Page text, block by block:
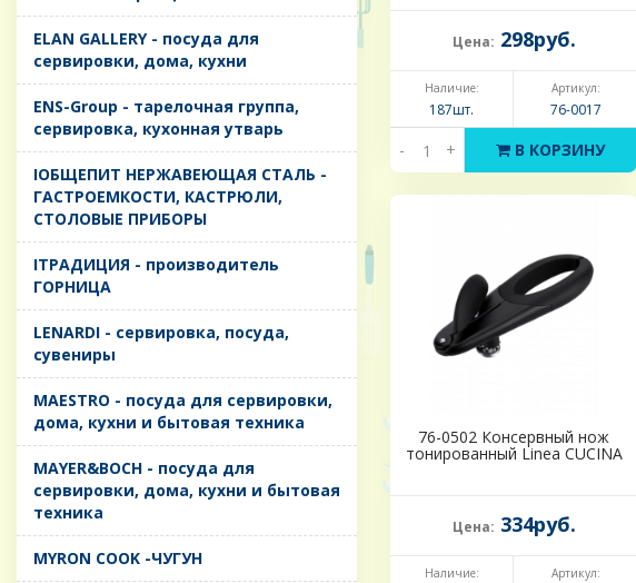
ELAN GALLERY - посуда для
сервировки, дома, кухни
ENS-Group - тарелочная группа,
сервировка, кухонная утварь
IОБЩЕПИТ НЕРЖАВЕЮЩАЯ СТАЛЬ -
ГАСТРОЕМКОСТИ, КАСТРЮЛИ,
СТОЛОВЫЕ ПРИБОРЫ
IТРАДИЦИЯ - производитель
ГОРНИЦА
LENARDI - сервировка, посуда,
сувениры
MAESTRO - посуда для сервировки,
дома, кухни и бытовая техника
MAYER&BOCH - посуда для
сервировки, дома, кухни и бытовая
техника
MYRON COOK -ЧУГУН
Цена: 298руб.
Наличие:
187шт.
Артикул:
76-0017
- + В КОРЗИНУ
76-0502 Консервный нож
тонированный Linea CUCINA
Цена: 334руб.
Наличие: Артикул: